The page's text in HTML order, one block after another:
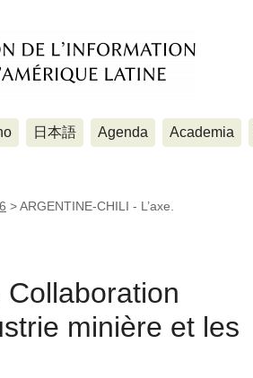
日本語 Agenda Academia
>ARGENTINE-CHILI - L’axe.
Collaboration
minière et les